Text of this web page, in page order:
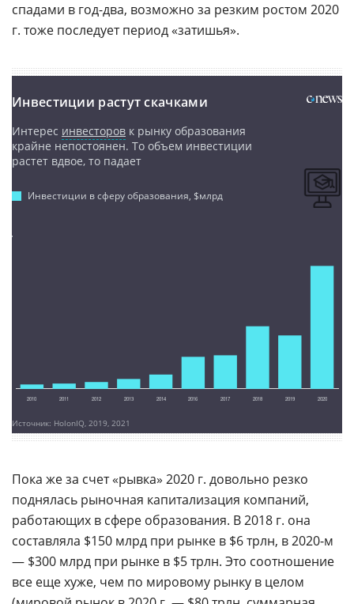
спадами в год-два, возможно за резким ростом 2020
г. тоже последует период «затишья».
Инвестиции растут скачками
Интерес инвесторов к рынку образования
крайне непостоянен. То объем инвестиции
растет вдвое, то падает
Инвестиции в сферу образования, $млрд
Источник: HolonIQ, 2019, 2021
Пока же за счет «рывка» 2020 г. довольно резко
поднялась рыночная капитализация компаний,
работающих в сфере образования. В 2018 г. она
составляла $150 млрд при рынке в $6 трлн, в 2020-м
— $300 млрд при рынке в $5 трлн. Это соотношение
все еще хуже, чем по мировому рынку в целом